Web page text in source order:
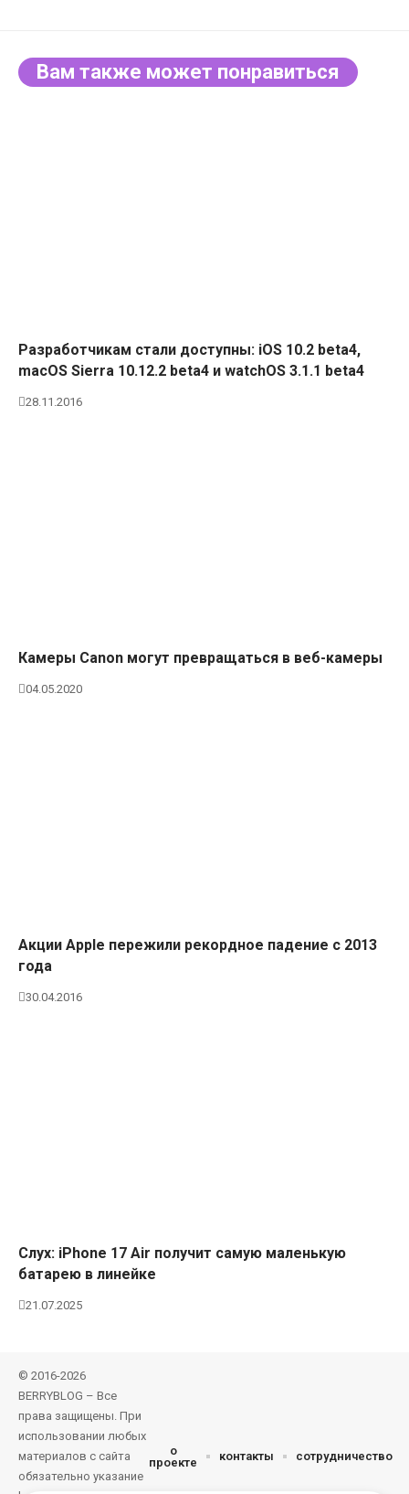
Вам также может понравиться
Разработчикам стали доступны: iOS 10.2 beta4,
macOS Sierra 10.12.2 beta4 и watchOS 3.1.1 beta4
28.11.2016
Камеры Canon могут превращаться в веб-камеры
04.05.2020
Акции Apple пережили рекордное падение с 2013
года
30.04.2016
Слух: iPhone 17 Air получит самую маленькую
батарею в линейке
21.07.2025
© 2016-2026
BERRYBLOG – Все
права защищены. При
использовании любых
материалов с сайта
обязательно указание
о
проекте
контакты сотрудничество